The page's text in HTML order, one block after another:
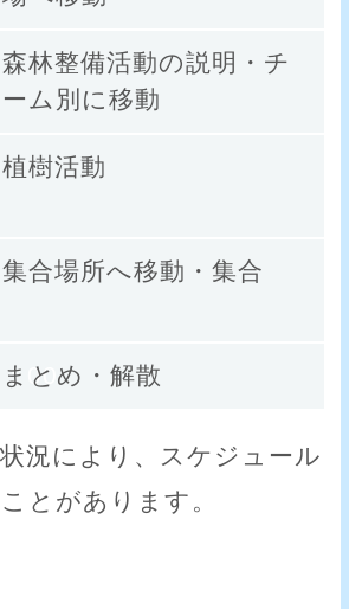
森林整備活動の説明・チ
ーム別に移動
植樹活動
集合場所へ移動・集合
00
まとめ・解散
況により、スケジュール
とがあります。